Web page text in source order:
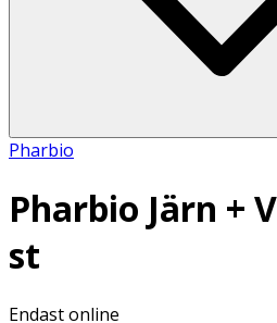
Pharbio
Pharbio Järn +
st
Endast online